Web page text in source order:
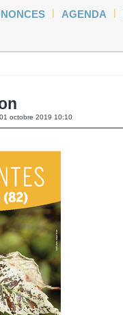
AGENDA
octobre 2019 10:10